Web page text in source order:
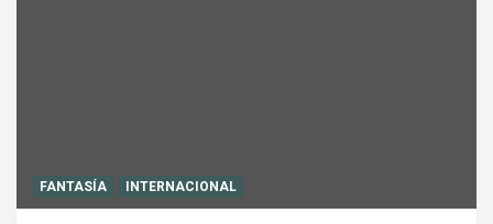
FANTASÍA INTERNACIONAL